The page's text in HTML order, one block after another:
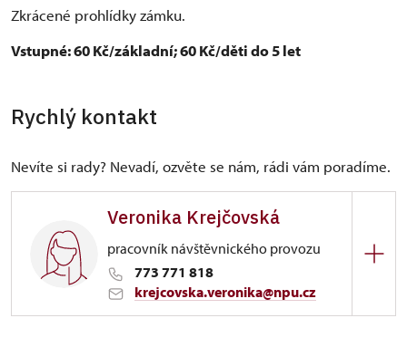
Zkrácené prohlídky zámku.
Vstupné: 60 Kč/základní; 60 Kč/děti do 5 let
Rychlý kontakt
Nevíte si rady? Nevadí, ozvěte se nám, rádi vám poradíme.
Veronika Krejčovská
pracovník návštěvnického provozu
773 771 818
krejcovska.veronika@npu.cz